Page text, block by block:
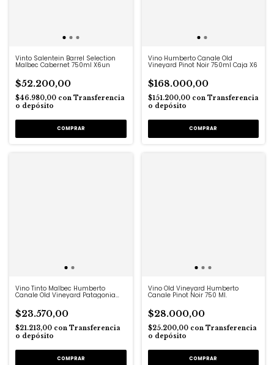
Vinto Salentein Barrel Selection
Malbec Cabernet 750ml X6un
$52.200,00
$46.980,00 con Transferencia
o depósito
Vino Humberto Canale Old
Vineyard Pinot Noir 750ml Caja X6
$168.000,00
$151.200,00 con Transferencia
o depósito
Vino Tinto Malbec Humberto
Canale Old Vineyard Patagonia
$23.570,00
$21.213,00 con Transferencia
o depósito
Vino Old Vineyard Humberto
Canale Pinot Noir 750 Ml.
$28.000,00
$25.200,00 con Transferencia
o depósito